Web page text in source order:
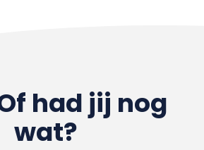
had jij nog
wat?